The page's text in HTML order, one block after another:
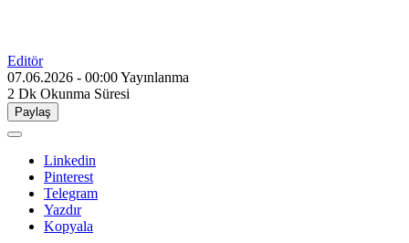
Editör
07.06.2026 - 00:00Yayınlanma
2 Dk Okunma Süresi
Paylaş
Linkedin
Pinterest
Telegram
Yazdır
Kopyala